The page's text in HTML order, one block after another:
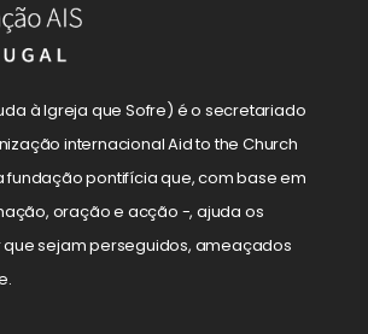
à Igreja que Sofre) é o secretariado
internacional Aid to the Church
fundação pontifícia que, com base em
oração e acção -, ajuda os
sejam perseguidos, ameaçados